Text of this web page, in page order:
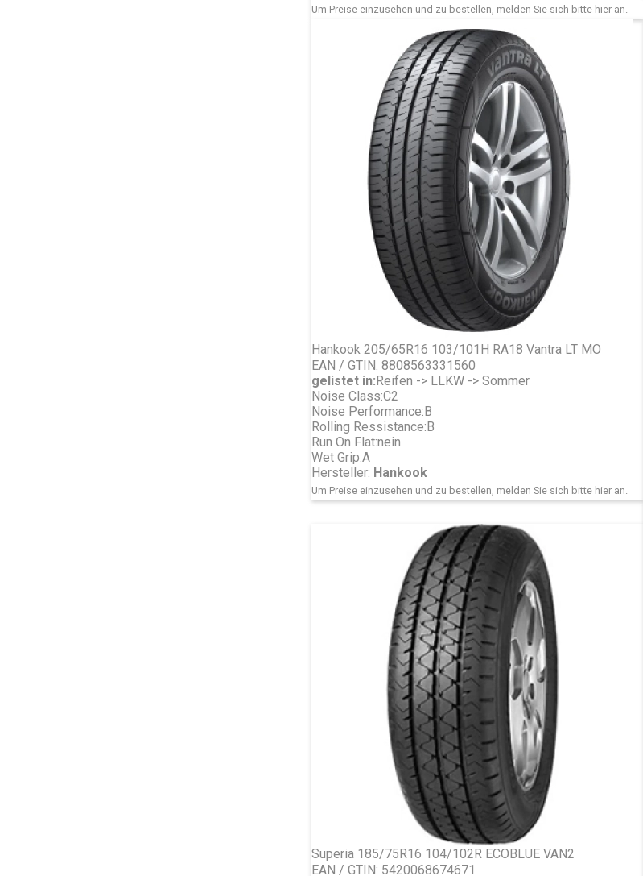
Um Preise einzusehen und zu bestellen, melden Sie sich bitte hier an.
Hankook 205/65R16 103/101H RA18 Vantra LT MO
EAN / GTIN: 8808563331560
gelistet in:Reifen -> LLKW -> Sommer
Noise Class:C2
Noise Performance:B
Rolling Ressistance:B
Run On Flat:nein
Wet Grip:A
Hersteller: Hankook
Um Preise einzusehen und zu bestellen, melden Sie sich bitte hier an.
Superia 185/75R16 104/102R ECOBLUE VAN2
EAN / GTIN: 5420068674671